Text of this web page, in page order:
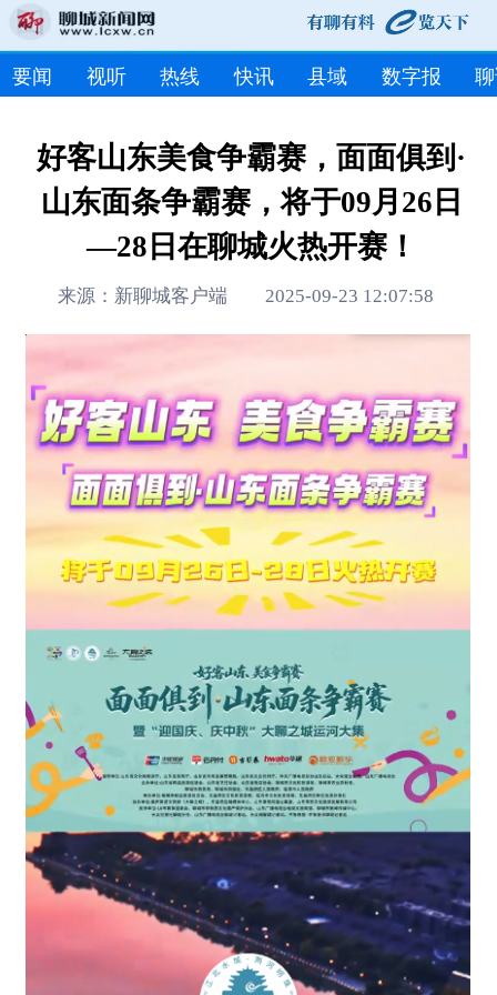
要闻 视听 热线 快讯 县域 数字报
好客山东美食争霸赛，面面俱到·
山东面条争霸赛，将于09月26日
—28日在聊城火热开赛！
来源：新聊城客户端 2025-09-23 12:07:58